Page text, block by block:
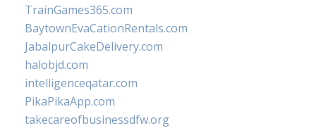
TrainGames365.com
BaytownEvaCationRentals.com
JabalpurCakeDelivery.com
halobjd.com
intelligenceqatar.com
PikaPikaApp.com
takecareofbusinessdfw.org